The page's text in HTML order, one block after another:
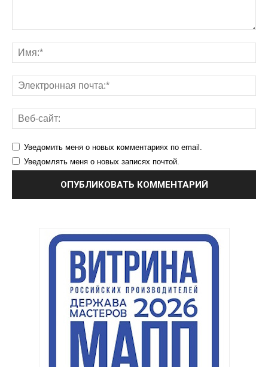
Уведомить меня о новых комментариях по email.
Уведомлять меня о новых записях почтой.